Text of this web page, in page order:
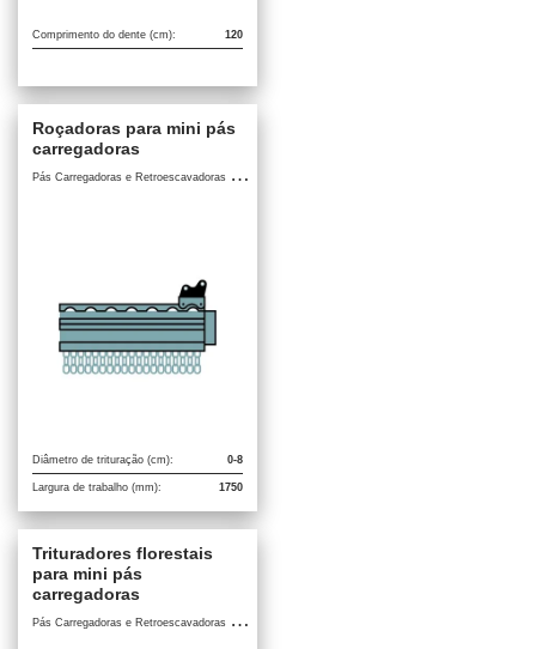
Comprimento do dente (cm): 120
Roçadoras para mini pás
carregadoras
P
ás Carregadoras e Retroescavadoras / Acessórios para Pás Carregadoras e Retroescavadoras
Diâmetro de trituração (cm): 0-8
Largura de trabalho (mm): 1750
Trituradores florestais
para mini pás
carregadoras
P
ás Carregadoras e Retroescavadoras / Acessórios para Pás Carregadoras e Retroescavadoras